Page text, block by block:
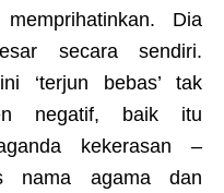
Dia
secara sendiri.
‘terjun bebas’ tak
negatif, baik itu
kekerasan –
nama agama dan